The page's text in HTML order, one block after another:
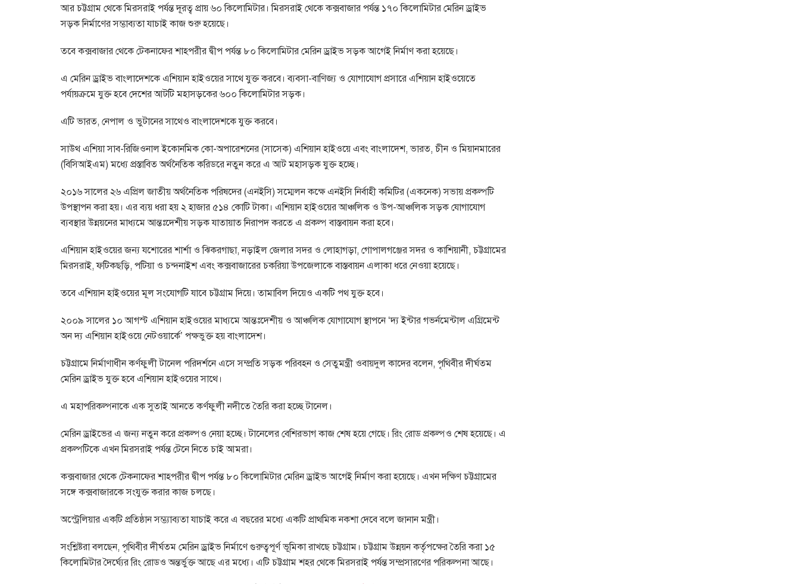
আর চট্টগ্রাম থেকে মিরসরাই পর্যন্ত দূরত্ব প্রায় ৬০ কিলোমিটার। মিরসরাই থেকে কক্সবাজার পর্যন্ত ১৭০ কিলোমিটার মেরিন ড্রাইভ
সড়ক নির্মাণের সম্ভাব্যতা যাচাই কাজ শুরু হয়েছে।
তবে কক্সবাজার থেকে টেকনাফের শাহপরীর দ্বীপ পর্যন্ত ৮০ কিলোমিটার মেরিন ড্রাইভ সড়ক আগেই নির্মাণ করা হয়েছে।
এ মেরিন ড্রাইভ বাংলাদেশকে এশিয়ান হাইওয়ের সাথে যুক্ত করবে। ব্যবসা-বাণিজ্য ও যোগাযোগ প্রসারে এশিয়ান হাইওয়েতে
পর্যায়ক্রমে যুক্ত হবে দেশের আটটি মহাসড়কের ৬০০ কিলোমিটার সড়ক।
এটি ভারত, নেপাল ও ভুটানের সাথেও বাংলাদেশকে যুক্ত করবে।
সাউথ এশিয়া সাব-রিজিওনাল ইকোনমিক কো-অপারেশনের (সাসেক) এশিয়ান হাইওয়ে এবং বাংলাদেশ, ভারত, চীন ও মিয়ানমারের
(বিসিআইএম) মধ্যে প্রস্তাবিত অর্থনৈতিক করিডরে নতুন করে এ আট মহাসড়ক যুক্ত হচ্ছে।
২০১৬ সালের ২৬ এপ্রিল জাতীয় অর্থনৈতিক পরিষদের (এনইসি) সম্মেলন কক্ষে এনইসি নির্বাহী কমিটির (একনেক) সভায় প্রকল্পটি
উপস্থাপন করা হয়। এর ব্যয় ধরা হয় ২ হাজার ৫১৪ কোটি টাকা। এশিয়ান হাইওয়ের আঞ্চলিক ও উপ-আঞ্চলিক সড়ক যোগাযোগ
ব্যবস্থার উন্নয়নের মাধ্যমে আন্তঃদেশীয় সড়ক যাতায়াত নিরাপদ করতে এ প্রকল্প বাস্তবায়ন করা হবে।
এশিয়ান হাইওয়ের জন্য যশোরের শার্শা ও ঝিকরগাছা, নড়াইল জেলার সদর ও লোহাগড়া, গোপালগঞ্জের সদর ও কাশিয়ানী, চট্টগ্রামের
মিরসরাই, ফটিকছড়ি, পটিয়া ও চন্দনাইশ এবং কক্সবাজারের চকরিয়া উপজেলাকে বাস্তবায়ন এলাকা ধরে নেওয়া হয়েছে।
তবে এশিয়ান হাইওয়ের মূল সংযোগটি যাবে চট্টগ্রাম দিয়ে। তামাবিল দিয়েও একটি পথ যুক্ত হবে।
২০০৯ সালের ১০ আগস্ট এশিয়ান হাইওয়ের মাধ্যমে আন্তঃদেশীয় ও আঞ্চলিক যোগাযোগ স্থাপনে ‘দ্য ইন্টার গভর্নমেন্টাল এগ্রিমেন্ট
অন দ্য এশিয়ান হাইওয়ে নেটওয়ার্কে’ পক্ষভুক্ত হয় বাংলাদেশ।
চট্টগ্রামে নির্মাণাধীন কর্ণফুলী টানেল পরিদর্শনে এসে সম্প্রতি সড়ক পরিবহন ও সেতুমন্ত্রী ওবায়দুল কাদের বলেন, পৃথিবীর দীর্ঘতম
মেরিন ড্রাইভ যুক্ত হবে এশিয়ান হাইওয়ের সাথে।
এ মহাপরিকল্পনাকে এক সুতাই আনতে কর্ণফুলী নদীতে তৈরি করা হচ্ছে টানেল।
মেরিন ড্রাইভের এ জন্য নতুন করে প্রকল্পও নেয়া হচ্ছে। টানেলের বেশিরভাগ কাজ শেষ হয়ে গেছে। রিং রোড প্রকল্পও শেষ হয়েছে। এ
প্রকল্পটিকে এখন মিরসরাই পর্যন্ত টেনে নিতে চাই আমরা।
কক্সবাজার থেকে টেকনাফের শাহপরীর দ্বীপ পর্যন্ত ৮০ কিলোমিটার মেরিন ড্রাইভ আগেই নির্মাণ করা হয়েছে। এখন দক্ষিণ চট্টগ্রামের
সঙ্গে কক্সবাজারকে সংযুক্ত করার কাজ চলছে।
অস্ট্রেলিয়ার একটি প্রতিষ্ঠান সম্ভ্যাব্যতা যাচাই করে এ বছরের মধ্যে একটি প্রাথমিক নকশা দেবে বলে জানান মন্ত্রী।
সংশ্লিষ্টরা বলছেন, পৃথিবীর দীর্ঘতম মেরিন ড্রাইভ নির্মাণে গুরুত্বপূর্ণ ভূমিকা রাখছে চট্টগ্রাম। চট্টগ্রাম উন্নয়ন কর্তৃপক্ষের তৈরি করা ১৫
কিলোমিটার দৈর্ঘ্যের রিং রোডও অন্তর্ভুক্ত আছে এর মধ্যে। এটি চট্টগ্রাম শহর থেকে মিরসরাই পর্যন্ত সম্প্রসারণের পরিকল্পনা আছে।